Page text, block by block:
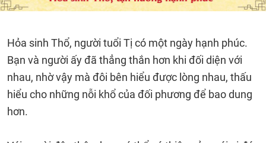
Hỏa sinh Thổ, người tuổi Tị có một ngày hạnh phúc.
Bạn và người ấy đã thẳng thắn hơn khi đối diện với
nhau, nhờ vậy mà đôi bên hiểu được lòng nhau, thấu
hiểu cho những nỗi khổ của đối phương để bao dung
hơn.